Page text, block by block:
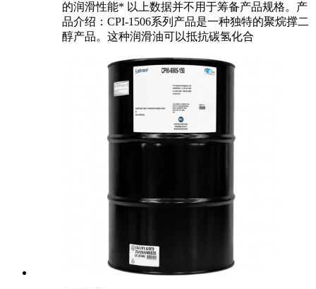
的润滑性能* 以上数据并不用于筹备产品规格。产
品介绍：CPI-1506系列产品是一种独特的聚烷撑二
醇产品。这种润滑油可以抵抗碳氢化合